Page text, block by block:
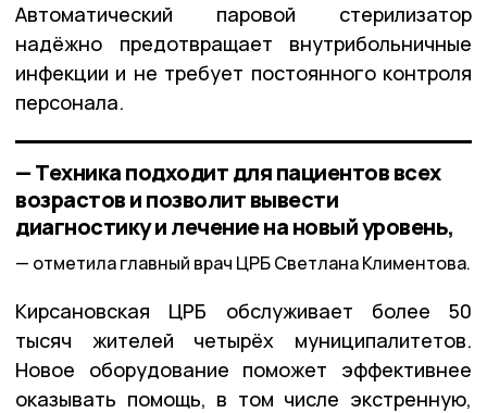
Автоматический паровой стерилизатор
надёжно предотвращает внутрибольничные
инфекции и не требует постоянного контроля
персонала.
— Техника подходит для пациентов всех
возрастов и позволит вывести
диагностику и лечение на новый уровень,
отметила главный врач ЦРБ Светлана Климентова.
Кирсановская ЦРБ обслуживает более 50
тысяч жителей четырёх муниципалитетов.
Новое оборудование поможет эффективнее
оказывать помощь, в том числе экстренную,